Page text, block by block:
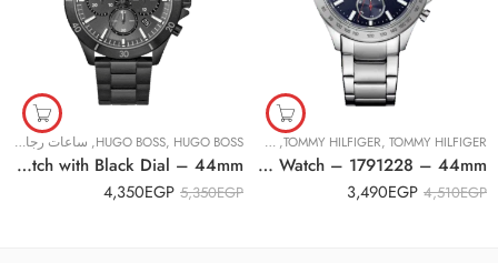
TOMMY HILFIGER, TOMMY HILFIGER
, ساعات رجالية
Original Tommy Hilfiger Men’s Blue Dial Stainless Steel Band Watch – 1791228 – 44mm
4,510EGP
3,490EGP
HUGO BOSS, HUGO BOSS
, ساعات رجالية
Original Hugo Boss Boss 1514058 Troper Watch – Black Stainless Steel, Watch with Black Dial – 44mm
5,350EGP
4,350EGP